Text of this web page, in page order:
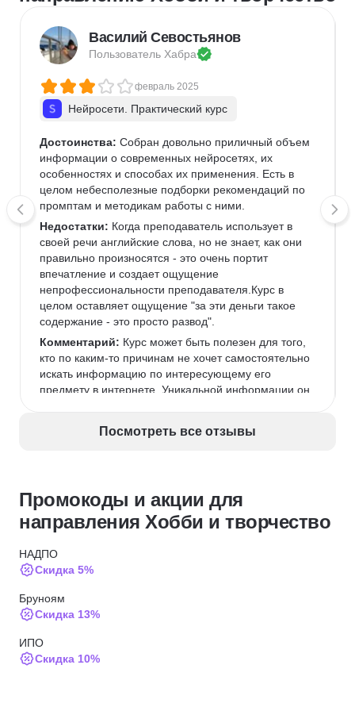
Василий Севостьянов
Пользователь Хабра
февраль 2025
Нейросети. Практический курс
Достоинства: Собран довольно приличный объем
информации о современных нейросетях, их
особенностях и способах их применения. Есть в
целом небесполезные подборки рекомендаций по
промптам и методикам работы с ними.
Недостатки: Когда преподаватель использует в
своей речи английские слова, но не знает, как они
правильно произносятся - это очень портит
впечатление и создает ощущение
непрофессиональности преподавателя.Курс в
целом оставляет ощущение "за эти деньги такое
содержание - это просто развод".
Комментарий: Курс может быть полезен для того,
кто по каким-то причинам не хочет самостоятельно
искать информацию по интересующему его
предмету в интернете. Уникальной информации он
через призму восприятия авторов.Таких денег
Посмотреть все отзывы
Промокоды и акции для
направления Хобби и творчество
НАДПО
Скидка 5%
Бруноям
Скидка 13%
ИПО
Скидка 10%